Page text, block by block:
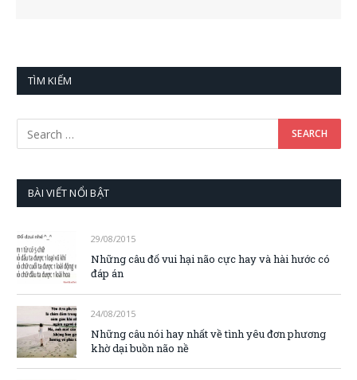
TÌM KIẾM
BÀI VIẾT NỔI BẬT
29/08/2015
Những câu đố vui hại não cực hay và hài hước có
đáp án
24/08/2015
Những câu nói hay nhất về tình yêu đơn phương
khờ dại buồn não nề